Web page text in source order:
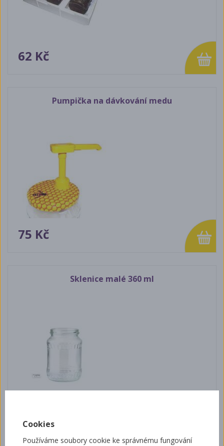
62 Kč
Pumpička na dávkování medu
75 Kč
Sklenice malé 360 ml
Cookies
Používáme soubory cookie ke správnému fungování